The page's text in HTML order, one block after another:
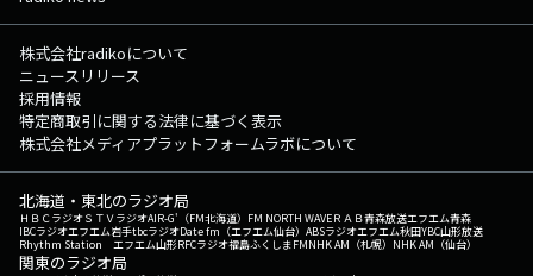
株式会社radikoについて
ニュースリリース
採用情報
特定商取引に関する法律に基づく表示
株式会社メディアプラットフォームラボについて
北海道・東北のラジオ局
ＨＢＣラジオＳＴＶラジオAIR-G'（FM北海道） FM NORTH WAVEＲＡＢ青森放送エフエム青森
IBCラジオエフエム岩手tbcラジオDate fm（エフエム仙台） ABSラジオエフエム秋田YBC山形放送
Rhythm Station エフエム山形RFCラジオ福島ふくしまFMNHK AM（札幌） NHK AM（仙台）
関東のラジオ局